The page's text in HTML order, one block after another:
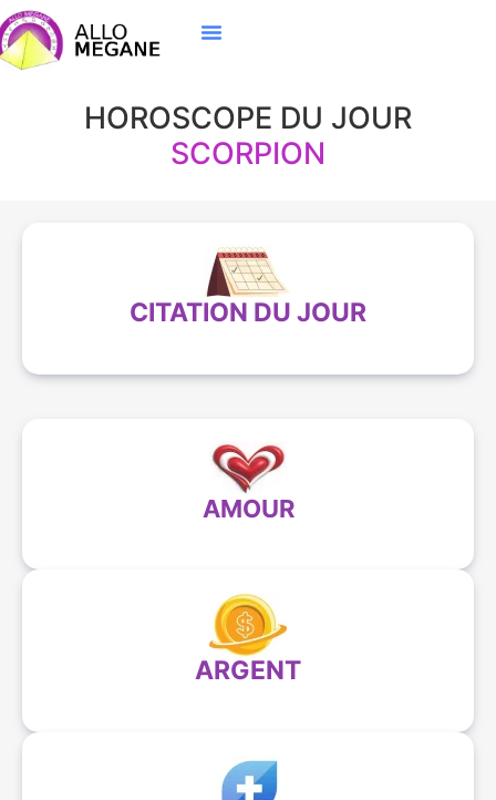
HOROSCOPE DU JOUR
SCORPION
CITATION DU JOUR
AMOUR
ARGENT